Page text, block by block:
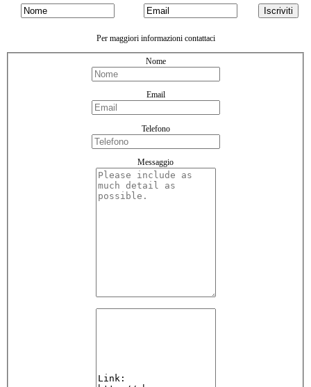
Per maggiori informazioni contattaci
Nome
Email
Telefono
Messaggio